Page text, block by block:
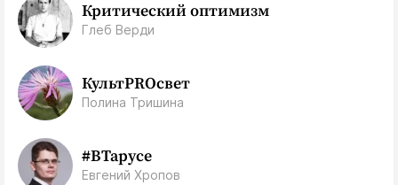
Критический оптимизм
Глеб Верди
КультPROсвет
Полина Тришина
#ВТарусе
Евгений Хропов